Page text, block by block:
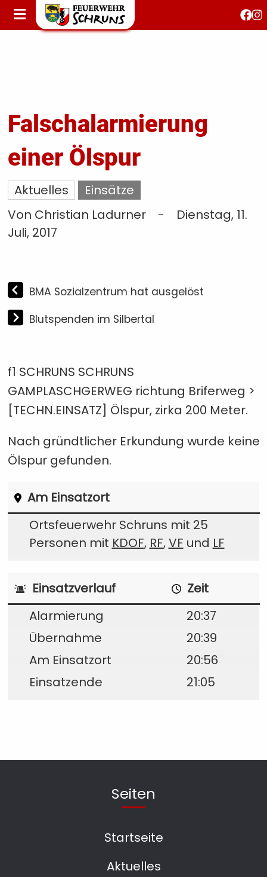
STARTSEITE
AKTUELLES
Falschalarmierung
einer Ölspur
Aktuelles
Einsätze
Von Christian Ladurner
-
Dienstag, 11.
Juli, 2017
BMA Sozialzentrum hat ausgelöst
Blutspenden im Silbertal
f1 SCHRUNS SCHRUNS
GAMPLASCHGERWEG richtung Briferweg >
[TECHN.EINSATZ] Ölspur, zirka 200 Meter.
Nach gründtlicher Erkundung wurde keine
Ölspur gefunden.
Am Einsatzort
Ortsfeuerwehr Schruns mit 25
Personen mit KDOF, RF,VF und LF
Einsatzverlauf
Zeit
Alarmierung
20:37
Übernahme
20:39
Am Einsatzort
20:56
Einsatzende
21:05
Seiten
Startseite
Aktuelles